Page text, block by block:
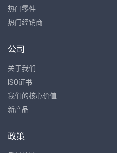
热门零件
热门经销商
公司
关于我们
ISO证书
我们的核心价值
新产品
政策